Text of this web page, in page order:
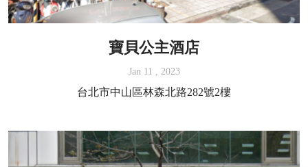
寶貝公主酒店
Jan 11 , 2023
台北市中山區林森北路282號2樓